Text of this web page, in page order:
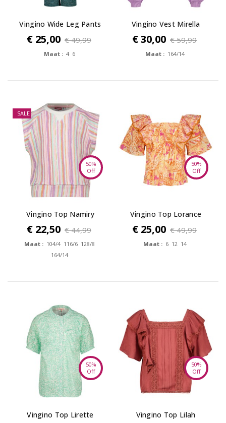
Vingino Wide Leg Pants
Sonia
€ 25,00 € 49,99
Maat : 4 6
Vingino Vest Mirella
€ 30,00 € 59,99
Maat : 164/14
SALE
50%
Off
Vingino Top Namiry
€ 22,50 € 44,99
Maat : 104/4 116/6 128/8
164/14
50%
Off
Vingino Top Lorance
€ 25,00 € 49,99
Maat : 6 12 14
50%
Off
Vingino Top Lirette
50%
Off
Vingino Top Lilah